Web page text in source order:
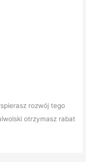
rozwój tego
otrzymasz rabat